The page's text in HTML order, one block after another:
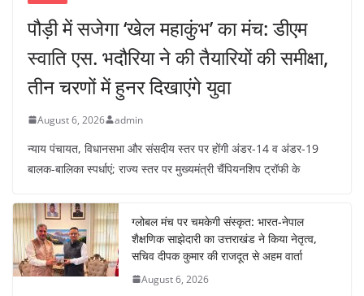
पौड़ी में सजेगा ‘खेल महाकुंभ’ का मंच: डीएम
स्वाति एस. भदौरिया ने की तैयारियों की समीक्षा,
तीन चरणों में हुनर दिखाएंगे युवा
August 6, 2026 admin
न्याय पंचायत, विधानसभा और संसदीय स्तर पर होंगी अंडर-14 व अंडर-19
बालक-बालिका स्पर्धाएं; राज्य स्तर पर मुख्यमंत्री चैंपियनशिप ट्रॉफी के
ग्लोबल मंच पर चमकेगी संस्कृत: भारत-नेपाल
शैक्षणिक साझेदारी का उत्तराखंड ने किया नेतृत्व,
सचिव दीपक कुमार की राजदूत से अहम वार्ता
August 6, 2026